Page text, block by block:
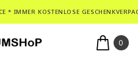
* IMMER KOSTENLOSE
0